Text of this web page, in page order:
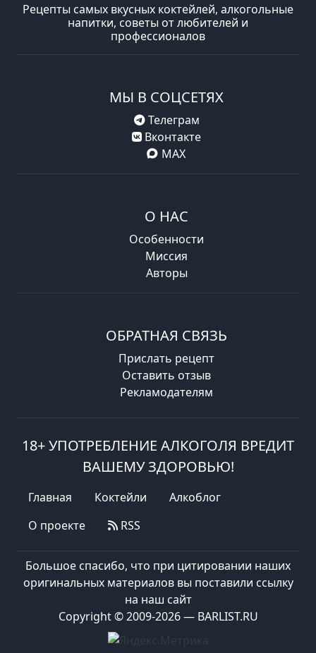
Рецепты самых вкусных коктейлей, алкогольные
напитки, советы от любителей и
профессионалов
МЫ В СОЦСЕТЯХ
Телеграм
Вконтакте
MAX
О НАС
Особенности
Миссия
Авторы
ОБРАТНАЯ СВЯЗЬ
Прислать рецепт
Оставить отзыв
Рекламодателям
18+ УПОТРЕБЛЕНИЕ АЛКОГОЛЯ ВРЕДИТ
ВАШЕМУ ЗДОРОВЬЮ!
Главная Коктейли
Алкоблог
О проекте
RSS
Большое спасибо, что при цитировании наших
оригинальных материалов вы поставили ссылку
на наш сайт
Copyright © 2009-2026 — BARLIST.RU